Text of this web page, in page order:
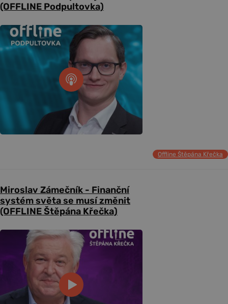
(OFFLINE Podpultovka)
Offline Štěpána Křečka
Miroslav Zámečník - Finanční
systém světa se musí změnit
(OFFLINE Štěpána Křečka)